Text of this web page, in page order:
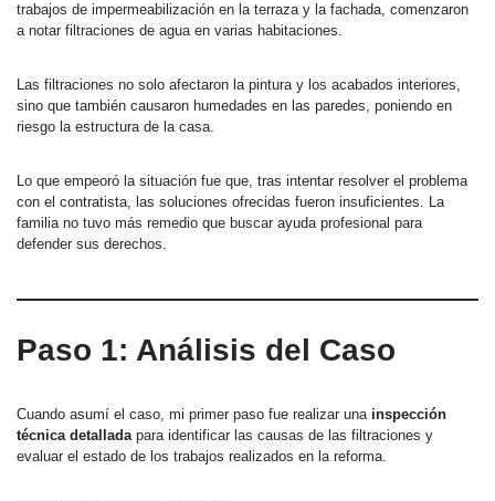
trabajos de impermeabilización en la terraza y la fachada, comenzaron
a notar filtraciones de agua en varias habitaciones.
Las filtraciones no solo afectaron la pintura y los acabados interiores,
sino que también causaron humedades en las paredes, poniendo en
riesgo la estructura de la casa.
Lo que empeoró la situación fue que, tras intentar resolver el problema
con el contratista, las soluciones ofrecidas fueron insuficientes. La
familia no tuvo más remedio que buscar ayuda profesional para
defender sus derechos.
Paso 1: Análisis del Caso
Cuando asumí el caso, mi primer paso fue realizar una inspección
técnica detalladapara identificar las causas de las filtraciones y
evaluar el estado de los trabajos realizados en la reforma.